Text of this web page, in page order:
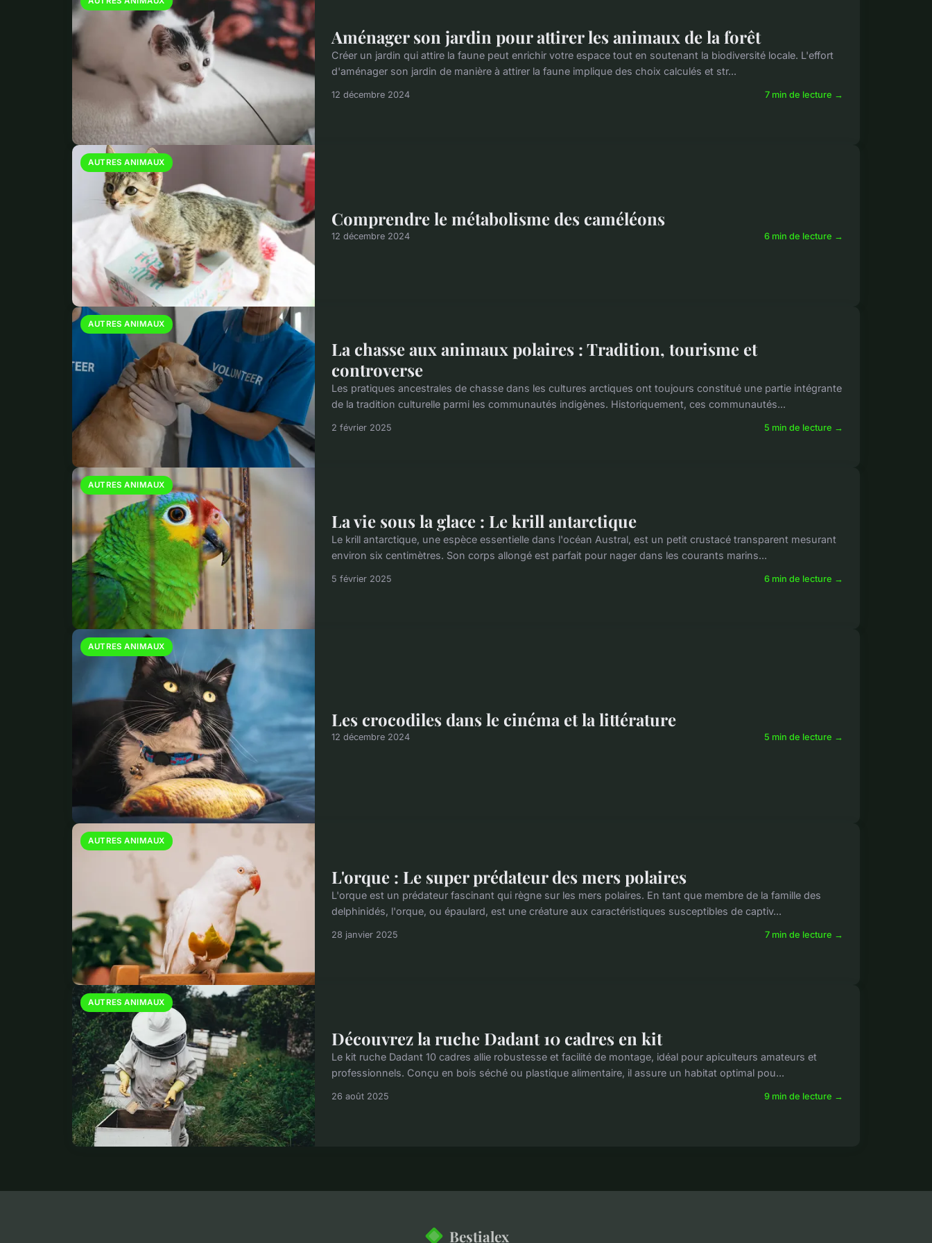
Aménager son jardin pour attirer les animaux de la forêt
Créer un jardin qui attire la faune peut enrichir votre espace tout en soutenant la biodiversité locale. L'effort
d'aménager son jardin de manière à attirer la faune implique des choix calculés et str...
12 décembre 2024 7 min de lecture →
AUTRES ANIMAUX
Comprendre le métabolisme des caméléons
12 décembre 2024 6 min de lecture →
AUTRES ANIMAUX
La chasse aux animaux polaires : Tradition, tourisme et
controverse
Les pratiques ancestrales de chasse dans les cultures arctiques ont toujours constitué une partie intégrante
de la tradition culturelle parmi les communautés indigènes. Historiquement, ces communautés...
2 février 2025 5 min de lecture →
AUTRES ANIMAUX
La vie sous la glace : Le krill antarctique
Le krill antarctique, une espèce essentielle dans l'océan Austral, est un petit crustacé transparent mesurant
environ six centimètres. Son corps allongé est parfait pour nager dans les courants marins...
5 février 2025 6 min de lecture →
AUTRES ANIMAUX
Les crocodiles dans le cinéma et la littérature
12 décembre 2024 5 min de lecture →
AUTRES ANIMAUX
L'orque : Le super prédateur des mers polaires
L'orque est un prédateur fascinant qui règne sur les mers polaires. En tant que membre de la famille des
delphinidés, l'orque, ou épaulard, est une créature aux caractéristiques susceptibles de captiv...
28 janvier 2025 7 min de lecture →
AUTRES ANIMAUX
Découvrez la ruche Dadant 10 cadres en kit
Le kit ruche Dadant 10 cadres allie robustesse et facilité de montage, idéal pour apiculteurs amateurs et
professionnels. Conçu en bois séché ou plastique alimentaire, il assure un habitat optimal pou...
26 août 2025 9 min de lecture →
Bestialex